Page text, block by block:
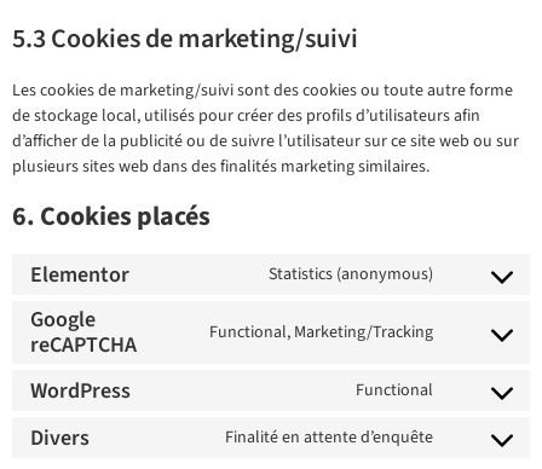
5.3 Cookies de marketing/suivi
Les cookies de marketing/suivi sont des cookies ou toute autre forme
de stockage local, utilisés pour créer des profils d’utilisateurs afin
d’afficher de la publicité ou de suivre l’utilisateur sur ce site web ou sur
plusieurs sites web dans des finalités marketing similaires.
6. Cookies placés
Elementor Statistics (anonymous)
Google
reCAPTCHA
Functional, Marketing/Tracking
WordPress Functional
Divers Finalité en attente d’enquête